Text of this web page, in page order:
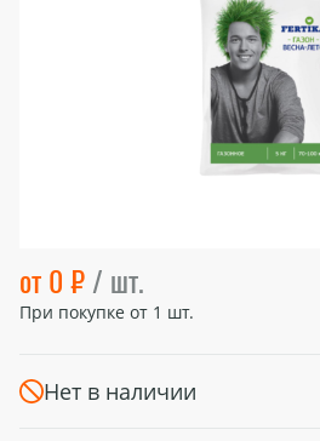
от 0 ₽/ шт.
При покупке от 1 шт.
Нет в наличии